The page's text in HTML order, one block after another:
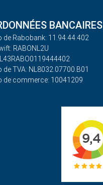
BANCAIRES
de Rabobank: 11.94.44.402
RABONL2U
de TVA: NL8032.07700.B01
de commerce: 10041209